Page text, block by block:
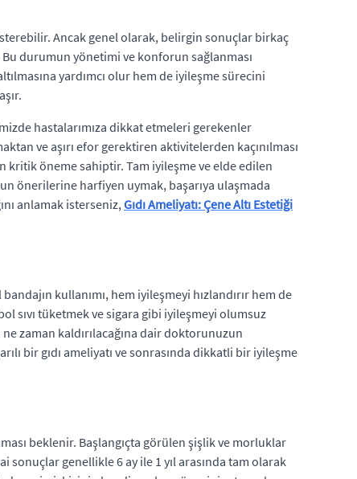
Ancak genel olarak, belirgin sonuçlar birkaç
durumun yönetimi ve konforun sağlanması
yardımcı olur hem de iyileşme sürecini
hastalarımıza dikkat etmeleri gerekenler
ve aşırı efor gerektiren aktivitelerden kaçınılması
kritik öneme sahiptir. Tam iyileşme ve elde edilen
önerilerine harfiyen uymak, başarıya ulaşmada
anlamak isterseniz, Gıdı Ameliyatı: Çene Altı Estetiği
kullanımı, hem iyileşmeyi hızlandırır hem de
sıvı tüketmek ve sigara gibi iyileşmeyi olumsuz
zaman kaldırılacağına dair doktorunuzun
bir gıdı ameliyatı ve sonrasında dikkatli bir iyileşme
beklenir. Başlangıçta görülen şişlik ve morluklar
genellikle 6 ay ile 1 yıl arasında tam olarak